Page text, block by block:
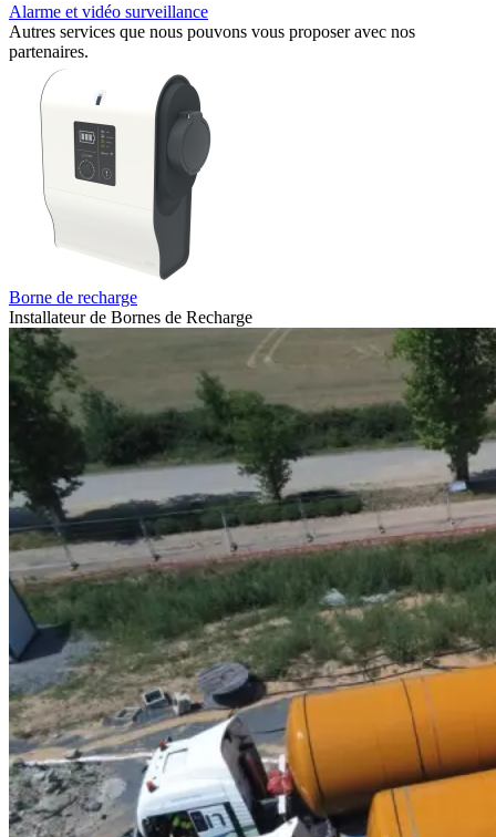
Alarme et vidéo surveillance
Autres services que nous pouvons vous proposer avec nos
partenaires.
Borne de recharge
Installateur de Bornes de Recharge